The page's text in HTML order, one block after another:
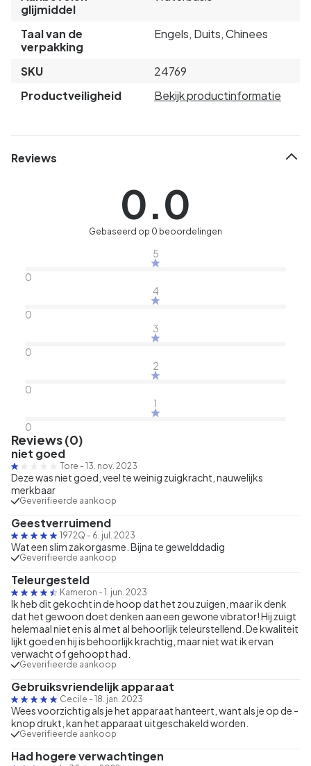
glijmiddel
Taal van de
verpakking
Engels, Duits, Chinees
SKU
24769
Productveiligheid
Bekijk productinformatie
Reviews
0.0
Gebaseerd op 0 beoordelingen
5
0
4
0
3
0
2
0
1
0
Reviews (0)
niet goed
Tore - 13. nov. 2023
Deze was niet goed, veel te weinig zuigkracht, nauwelijks
merkbaar
Geverifieerde aankoop
Geestverruimend
1972Q - 6. jul. 2023
Wat een slim zakorgasme. Bijna te gewelddadig
Geverifieerde aankoop
Teleurgesteld
Kameron - 1. jun. 2023
Ik heb dit gekocht in de hoop dat het zou zuigen, maar ik denk
dat het gewoon doet denken aan een gewone vibrator! Hij zuigt
helemaal niet en is al met al behoorlijk teleurstellend. De kwaliteit
lijkt goed en hij is behoorlijk krachtig, maar niet wat ik ervan
verwacht of gehoopt had.
Geverifieerde aankoop
Gebruiksvriendelijk apparaat
Cecile - 18. jan. 2023
Wees voorzichtig als je het apparaat hanteert, want als je op de -
knop drukt, kan het apparaat uitgeschakeld worden.
Geverifieerde aankoop
Had hogere verwachtingen